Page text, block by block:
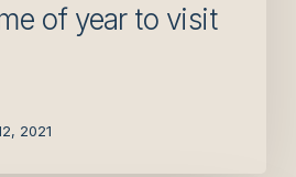
of year to visit
2021